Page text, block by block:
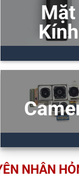
Mặt
Kính
NHÂN